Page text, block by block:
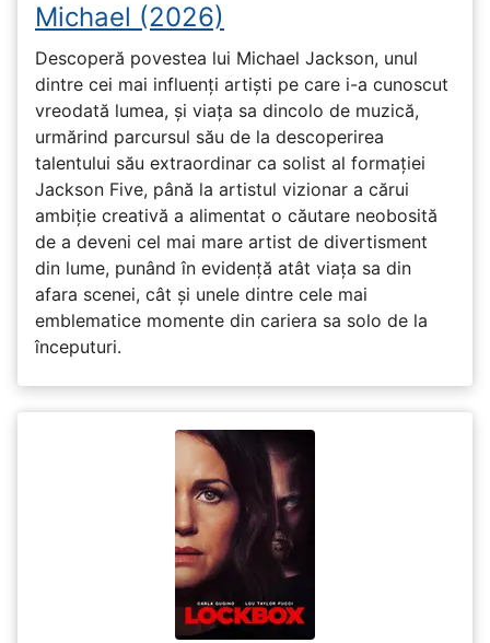
Michael (2026)
Descoperă povestea lui Michael Jackson, unul
dintre cei mai influenți artiști pe care i-a cunoscut
vreodată lumea, și viața sa dincolo de muzică,
urmărind parcursul său de la descoperirea
talentului său extraordinar ca solist al formației
Jackson Five, până la artistul vizionar a cărui
ambiție creativă a alimentat o căutare neobosită
de a deveni cel mai mare artist de divertisment
din lume, punând în evidență atât viața sa din
afara scenei, cât și unele dintre cele mai
emblematice momente din cariera sa solo de la
începuturi.